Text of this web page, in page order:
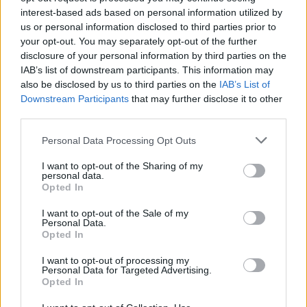
interest-based ads based on personal information utilized by
us or personal information disclosed to third parties prior to
your opt-out. You may separately opt-out of the further
disclosure of your personal information by third parties on the
IAB’s list of downstream participants. This information may
also be disclosed by us to third parties on the IAB’s List of
Downstream Participants that may further disclose it to other
Personal Data Processing Opt Outs
I want to opt-out of the Sharing of my
personal data.
Opted In
I want to opt-out of the Sale of my
Personal Data.
Opted In
I want to opt-out of processing my
Personal Data for Targeted Advertising.
Opted In
νοσηλευτών.
Με βάση τα παραπάνω, παρακαλούμε να λάβετε
υπόψη σας ότι η άσκηση της νοσηλευτικής στην
κοινότητα, ανήκει παγκοσμίως κατ’
αποκλειστικότητα στους νοσηλευτές, ενώ ο
διεθνώς μόνον ως ειδικότητα της νοσηλευτικής
(health visitors) σε μεταπτυχιακό επίπεδο.
Εν κατακλείδι, θεωρούμε ότι ο θετικός
αντίκτυπος που είχε η αναβάθμιση του ΑΤΕΙ
Αθήνας και Πειραιά σε Πανεπιστήμιο Δυτικής
Αττικής, είναι άδικο να αμαυρωθεί από την
εμμονή ορισμένων προσώπων να διαιωνίσουν
μια στρεβλή κατάσταση που δημιουργήθηκε